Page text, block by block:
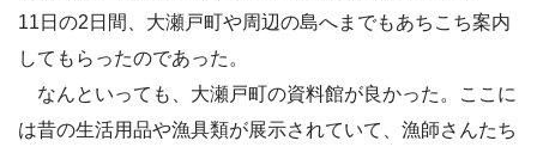
11日の2日間、大瀬戸町や周辺の島へまでもあちこち案内
してもらったのであった。
なんといっても、大瀬戸町の資料館が良かった。ここに
は昔の生活用品や漁具類が展示されていて、漁師さんたち